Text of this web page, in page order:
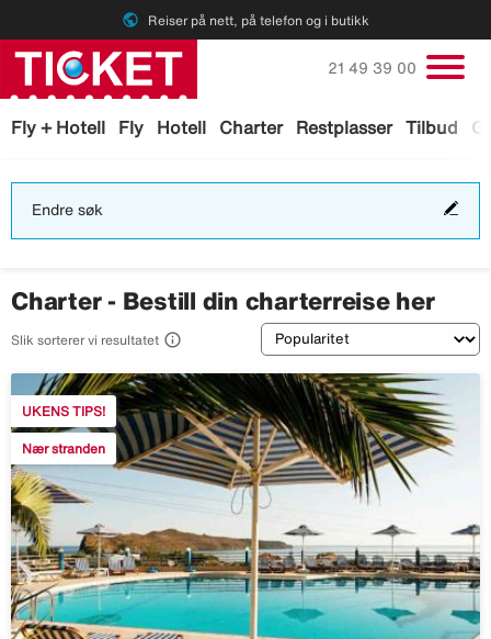
public Reiser på nett, på telefon og i butikk
Fly + Hotell Fly Hotell Charter Restplasser Tilbud
Ring oss på
21 49 39 00
Endre søk
Charter - Bestill din charterreise her
Slik sorterer vi resultatet  Sortering
UKENS TIPS!
Nær stranden